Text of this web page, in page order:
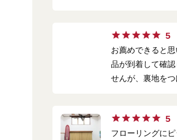
5
お薦めできると
品が到着して確
せんが、裏地を
5
フローリングに